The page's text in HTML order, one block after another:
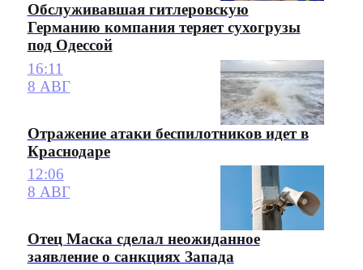
Обслуживавшая гитлеровскую
Германию компания теряет сухогрузы
под Одессой
16:11
8 АВГ
Отражение атаки беспилотников идет в
Краснодаре
12:06
8 АВГ
Отец Маска сделал неожиданное
заявление о санкциях Запада